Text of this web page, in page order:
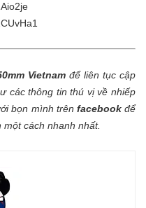
Vietnam để liên tục cập
các thông tin thú vị về nhiếp
bọn mình trên facebookđể
cách nhanh nhất.